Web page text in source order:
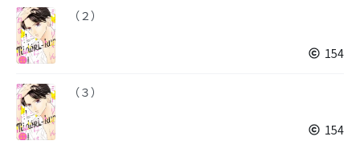
（２）
154
（３）
154